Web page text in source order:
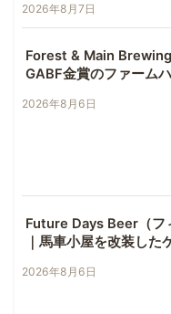
2026年8月7日
Forest & Main Brewing
GABF金賞のファーム
2026年8月6日
Future Days Beer（フ
｜馬車小屋を改装した
2026年8月6日